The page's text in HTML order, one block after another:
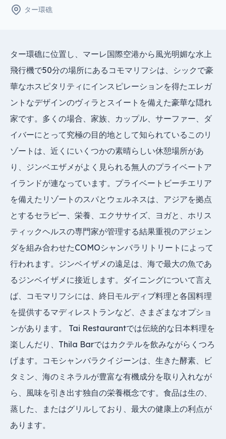
ター環礁
ター環礁に位置し、マーレ国際空港から風光明媚な水上
飛行機で50分の場所にあるコモマリフシは、シックで豪
華なホスピタリティにインスピレーションを得たエレガ
ントなデザインのヴィラとスイートを備えた豪華な隠れ
家です。多くの場合、家族、カップル、サーファー、ダ
イバーにとって究極の目的地として知られているこのリ
ゾートは、近くにいくつかの素晴らしい休憩場所があ
り、ジンベエザメがよく見られる無人のプライベートア
イランドが連なっています。プライベートビーチエリア
を備えたリゾートのスパとウェルネスは、アジアを拠点
とするセラピー、栄養、エクササイズ、ヨガと、ホリス
ティックヘルスの専門家が管理する結果重視のアジェン
ダを組み合わせたCOMOシャンバラリトリートによって
行われます。ジンベイザメの遠足は、海で最大の魚であ
るジンベイザメに接近します。ダイニングについて言え
ば、コモマリフシには、終日モルディブ料理と各国料理
を提供するマディレストランなど、さまざまなオプショ
ンがあります。 Tai Restaurantでは伝統的な日本料理を
楽しんだり、Thila Barではカクテルを飲みながらくつろ
げます。コモシャンバラクイジーンは、生きた酵素、ビ
タミン、海のミネラルが豊富な有機成分を取り入れなが
ら、風味を引き出す独自の栄養概念です。食品は生の、
蒸した、またはグリルしており、最大の健康上の利点が
あります。